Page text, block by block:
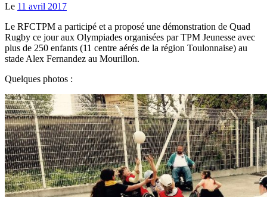
Le 11 avril 2017
Le RFCTPM a participé et a proposé une démonstration de Quad
Rugby ce jour aux Olympiades organisées par TPM Jeunesse avec
plus de 250 enfants (11 centre aérés de la région Toulonnaise) au
stade Alex Fernandez au Mourillon.
Quelques photos :